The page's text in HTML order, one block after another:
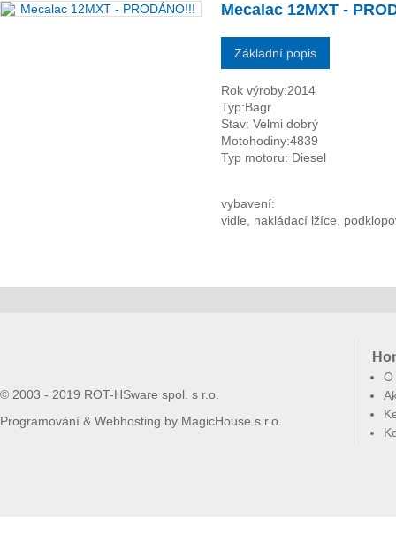
Mecalac 12MXT -
Základní popis
Rok výroby:2014
Typ:Bagr
Stav: Velmi dobrý
Motohodiny:4839
Typ motoru: Diesel
vybavení:
vidle, nakládací lžíce,
© 2003 - 2019 ROT-HSware spol. s r.o.
Programování & Webhosting by MagicHouse s.r.o.
O